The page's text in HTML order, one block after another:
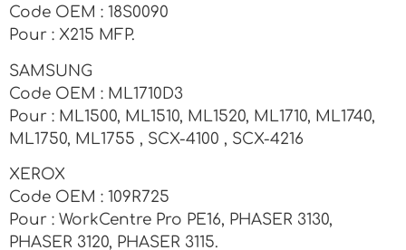
Code OEM : 18S0090
Pour : X215 MFP.
SAMSUNG
Code OEM : ML1710D3
Pour : ML1500, ML1510, ML1520, ML1710, ML1740,
ML1750, ML1755 , SCX-4100 , SCX-4216
XEROX
Code OEM : 109R725
Pour : WorkCentre Pro PE16, PHASER 3130,
PHASER 3120, PHASER 3115.